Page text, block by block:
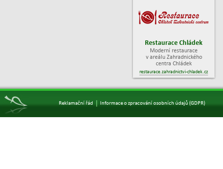
Restaurace Chládek
Moderní restaurace
v areálu Zahradnického
centra Chládek
restaurace.zahradnictvi-chladek.cz
Reklamační řád Informace o zpracování osobních údajů (GDPR)